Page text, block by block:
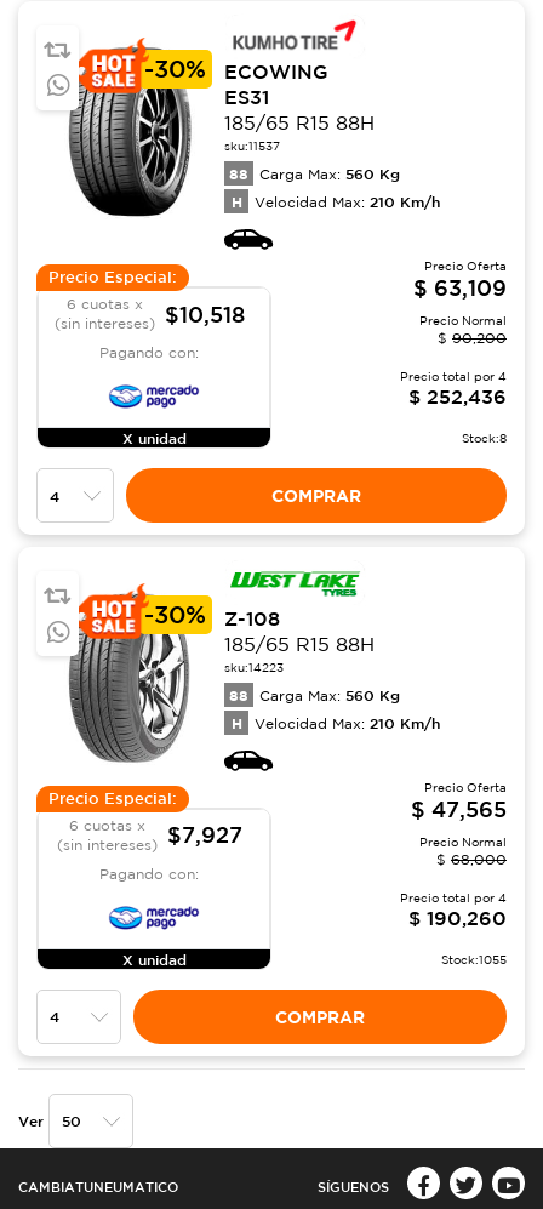
-30%
ECOWING
ES31
185/65 R15 88H
sku:11537
88 Carga Max: 560 Kg
H Velocidad Max: 210 Km/h
Precio Especial:
6 cuotas x
(sin intereses)
$10,518
Pagando con:
X unidad
Precio Oferta
$ 63,109
Precio Normal
$ 90,200
Precio total por 4
$ 252,436
Stock:8
COMPRAR
-30%
Z-108
185/65 R15 88H
sku:14223
88 Carga Max: 560 Kg
H Velocidad Max: 210 Km/h
Precio Especial:
6 cuotas x
(sin intereses)
$7,927
Pagando con:
X unidad
Precio Oferta
$ 47,565
Precio Normal
$ 68,000
Precio total por 4
$ 190,260
Stock:1055
COMPRAR
Ver
CAMBIATUNEUMATICO SÍGUENOS